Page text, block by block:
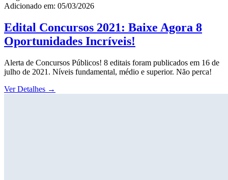
Adicionado em: 05/03/2026
Edital Concursos 2021: Baixe Agora 8
Oportunidades Incríveis!
Alerta de Concursos Públicos! 8 editais foram publicados em 16 de
julho de 2021. Níveis fundamental, médio e superior. Não perca!
Ver Detalhes →